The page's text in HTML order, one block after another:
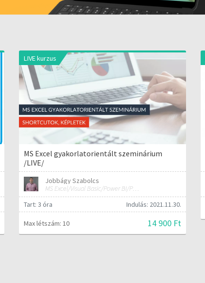
LIVE kurzus
MS Excel gyakorlatorientált szeminárium
/LIVE/
Jobbágy Szabolcs
MS Excel/Visual Basic/Power BI/Python adatelemzési szakértő
Tart: 3 óra
Indulás: 2021.11.30.
Max létszám: 10 14 900 Ft